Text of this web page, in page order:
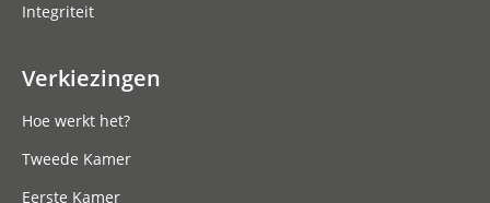
Integriteit
Verkiezingen
Hoe werkt het?
Tweede Kamer
Eerste Kamer